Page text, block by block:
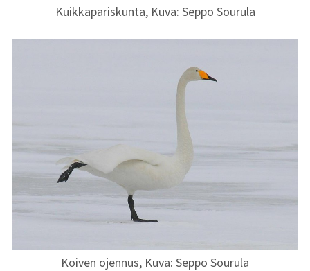
Kuikkapariskunta, Kuva: Seppo Sourula
Koiven ojennus, Kuva: Seppo Sourula